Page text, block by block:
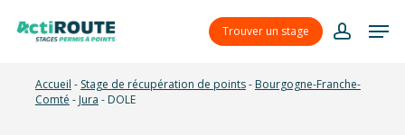
Trouver un stage
account
Accueil - Stage de récupération de points- Bourgogne-Franche-
Comté - Jura - DOLE